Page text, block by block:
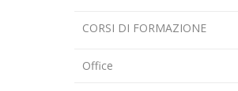
CORSI DI FORMAZIONE
Office